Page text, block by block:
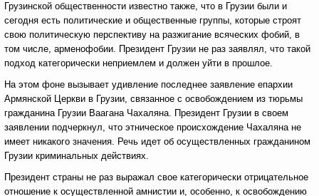
Грузинской общественности известно также, что в Грузии были и
сегодня есть политические и общественные группы, которые строят
свою политическую перспективу на разжигание всяческих фобий, в
том числе, арменофобии. Президент Грузии не раз заявлял, что такой
подход категорически неприемлем и должен уйти в прошлое.
На этом фоне вызывает удивление последнее заявление епархии
Армянской Церкви в Грузии, связанное с освобождением из тюрьмы
гражданина Грузии Ваагана Чахаляна. Президент Грузии в своем
заявлении подчеркнул, что этническое происхождение Чахаляна не
имеет никакого значения. Речь идет об осуществленных гражданином
Грузии криминальных действиях.
Президент страны не раз выражал свое категорически отрицательное
отношение к осуществленной амнистии и, особенно, к освобождению